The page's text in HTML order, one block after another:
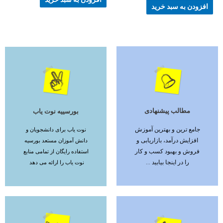
افزودن به سبد خرید
مطالب پیشنهادی
جامع ترین و بهترین آموزش
افزایش درآمد، بازاریابی و
فروش و بهبود کسب و کار
را در اینجا بیابید ...
ادامه مطلب بورسییه نوت یاب
نوت یاب برای دانشجویان و
دانش آموزان مستعد بورسیه
استفاده رایگان از تمامی منابع
نوت یاب را ارائه می دهد
ادامه مطلب